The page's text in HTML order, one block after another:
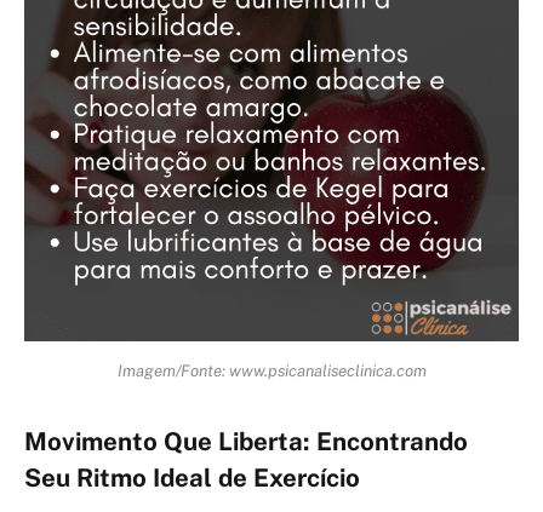
Imagem/Fonte: www.psicanaliseclinica.com
Movimento Que Liberta: Encontrando
Seu Ritmo Ideal de Exercício